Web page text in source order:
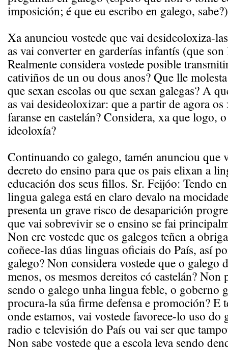
imposición; é que eu escribo en galego,
Xa anunciou vostede que vai desideoloxiza-
as vai converter en garderías infantís (que
Realmente considera vostede posible
cativiños de un ou dous anos? Que lle
que sexan escolas ou que sexan galegas? A
as vai desideoloxizar: que a partir de agora os
faranse en castelán? Considera, xa que logo,
ideoloxía?
Continuando co galego, tamén anunciou que
decreto do ensino para que os pais elixan a
educación dos seus fillos. Sr. Feijóo: Tendo
lingua galega está en claro devalo na
presenta un grave risco de desaparición
que vai sobrevivir se o ensino se fai
Non cre vostede que os galegos teñen a
coñece-las dúas linguas oficiais do País, así
galego? Non considera vostede que o galego
menos, os mesmos dereitos có castelán? Non
sendo o galego unha lingua feble, o goberno
procura-la súa firme defensa e promoción? E
onde estamos, vai vostede favorece-lo uso do
radio e televisión do País ou vai ser que
Non sabe vostede que a escola leva sendo